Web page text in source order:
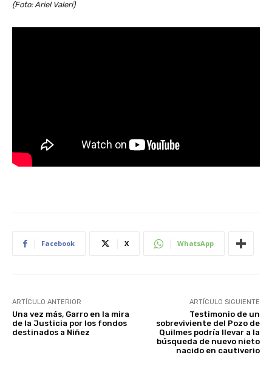
(Foto: Ariel Valeri)
Facebook X WhatsApp
ARTÍCULO ANTERIOR
Una vez más, Garro en la mira
de la Justicia por los fondos
destinados a Niñez
ARTÍCULO SIGUIENTE
Testimonio de un
sobreviviente del Pozo de
Quilmes podría llevar a la
búsqueda de nuevo nieto
nacido en cautiverio